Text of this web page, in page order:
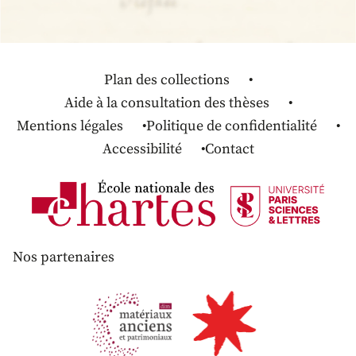
Plan des collections
Aide à la consultation des thèses
Mentions légales
Politique de confidentialité
Accessibilité
Contact
Nos partenaires